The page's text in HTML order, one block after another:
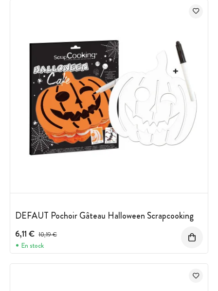
DEFAUT Pochoir Gâteau Halloween Scrapcooking
6,11 € Prix avant réduction :
10,19 €
En stock